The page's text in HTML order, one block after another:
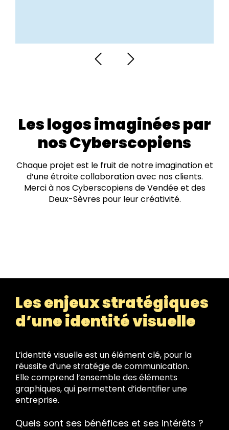
Les logos imaginées par
nos Cyberscopiens
Chaque projet est le fruit de notre imagination et
d’une étroite collaboration avec nos clients.
Merci à nos Cyberscopiens de Vendée et des
Deux-Sèvres pour leur créativité.
Les enjeux stratégiques
d’une identité visuelle
L’identité visuelle est un élément clé, pour la
réussite d’une stratégie de communication.
Elle comprend l’ensemble des éléments
graphiques, qui permettent d’identifier une
entreprise.
Quels sont ses bénéfices et ses intérêts ?